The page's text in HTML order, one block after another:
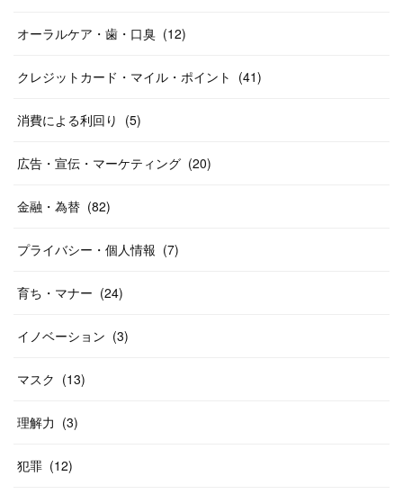
オーラルケア・歯・口臭 (12)
クレジットカード・マイル・ポイント (41)
消費による利回り (5)
広告・宣伝・マーケティング (20)
金融・為替 (82)
プライバシー・個人情報 (7)
育ち・マナー (24)
イノベーション (3)
マスク (13)
理解力 (3)
犯罪 (12)